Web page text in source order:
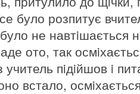
було розпитує
не навтiшається
ото, так
учитель пiдiйшов i
встало,